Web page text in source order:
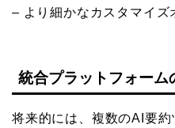
– より細かなカスタマイズ
統合プラットフォーム
将来的には、複数のAI要約